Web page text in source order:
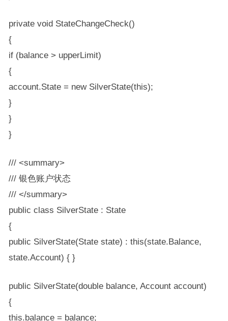
private void StateChangeCheck()
{
if (balance > upperLimit)
{
account.State = new SilverState(this);
}
}
}
/// <summary>
/// 银色账户状态
/// </summary>
public class SilverState : State
{
public SilverState(State state) : this(state.Balance,
state.Account) { }
public SilverState(double balance, Account account)
{
this.balance = balance;